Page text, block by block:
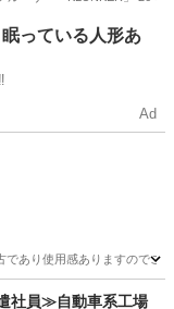
眠っている人形あ
Ad
あり使用感ありますので
チ
社員≫自動車系工場